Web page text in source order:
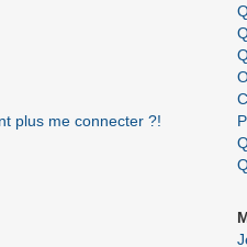
plus me connecter ?!